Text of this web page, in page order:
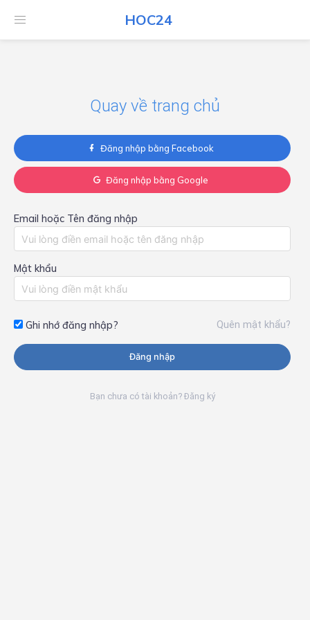
HOC24
HOC24
Quay về trang chủ
Đăng nhập bằng Facebook
Đăng nhập bằng Google
Email hoặc Tên đăng nhập
Mật khẩu
Ghi nhớ đăng nhập? Quên mật khẩu?
Đăng nhập
Bạn chưa có tài khoản? Đăng ký